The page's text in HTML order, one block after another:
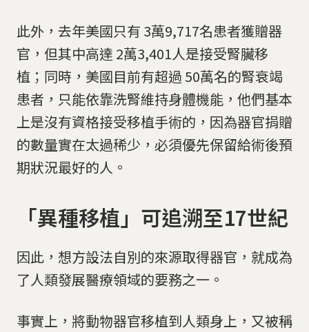
此外，去年美國只有 3萬9,717名患者獲贈器
官，但其中高達 2萬3,401人是接受腎臟移
植；同時，美國目前有超過 50萬名的腎衰竭
患者，只能依靠洗腎維持身體機能，他們基本
上是沒有資格接受移植手術的，因為器官捐贈
的數量實在太過稀少，必須優先保留給術後預
期狀況最好的人。
「異種移植」可追溯至17世紀
因此，想方設法自別的來源取得器官，就成為
了人類發展醫療領域的要務之一。
事實上，將動物器官移植到人類身上，又被稱